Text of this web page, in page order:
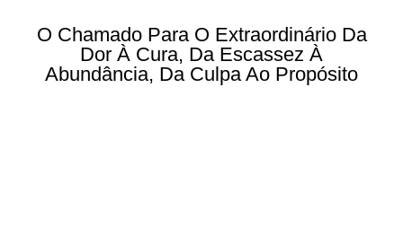
O Chamado Para O Extraordinário Da
Dor À Cura, Da Escassez À
Abundância, Da Culpa Ao Propósito